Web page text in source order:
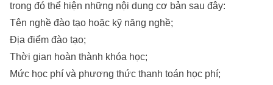
trong đó thể hiện những nội dung cơ bản sau đây:
Tên nghề đào tạo hoặc kỹ năng nghề;
Địa điểm đào tạo;
Thời gian hoàn thành khóa học;
Mức học phí và phương thức thanh toán học phí;